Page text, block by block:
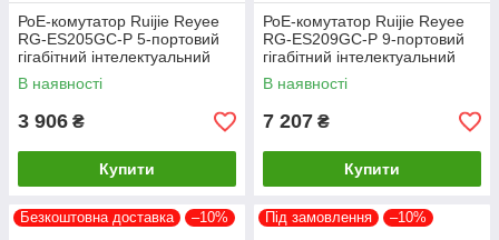
РоЕ-комутатор Ruijie Reyee
RG-ES205GC-P 5-портовий
гігабітний інтелектуальний
В наявності
3 906 ₴
Купити
РоЕ-комутатор Ruijie Reyee
RG-ES209GC-P 9-портовий
гігабітний інтелектуальний
В наявності
7 207 ₴
Купити
Безкоштовна доставка –10% Під замовлення –10%